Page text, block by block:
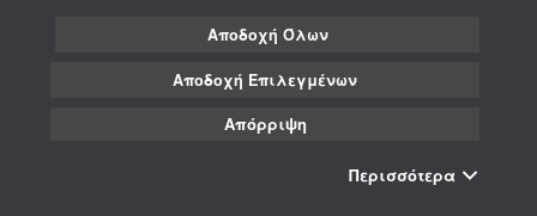
Αποδοχή Όλων
Αποδοχή Επιλεγμένων
Απόρριψη
Περισσότερα